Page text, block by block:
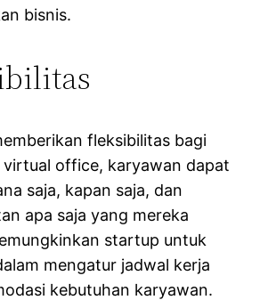
bisnis.
fleksibilitas bagi
office, karyawan dapat
saja, kapan saja, dan
apa saja yang mereka
startup untuk
mengatur jadwal kerja
kebutuhan karyawan.